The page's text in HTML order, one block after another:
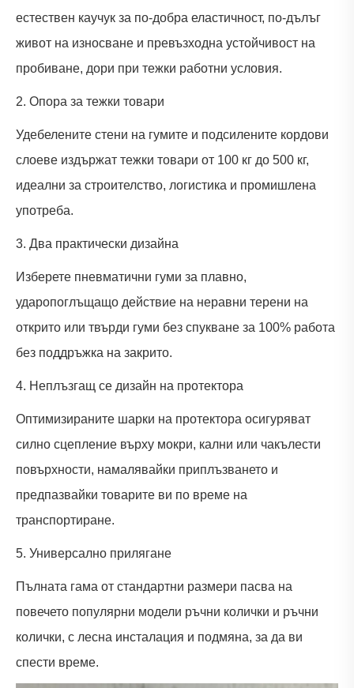
естествен каучук за по-добра еластичност, по-дълъг
живот на износване и превъзходна устойчивост на
пробиване, дори при тежки работни условия.
2. Опора за тежки товари
Удебелените стени на гумите и подсилените кордови
слоеве издържат тежки товари от 100 кг до 500 кг,
идеални за строителство, логистика и промишлена
употреба.
3. Два практически дизайна
Изберете пневматични гуми за плавно,
ударопоглъщащо действие на неравни терени на
открито или твърди гуми без спукване за 100% работа
без поддръжка на закрито.
4. Неплъзгащ се дизайн на протектора
Оптимизираните шарки на протектора осигуряват
силно сцепление върху мокри, кални или чакълести
повърхности, намалявайки приплъзването и
предпазвайки товарите ви по време на
транспортиране.
5. Универсално прилягане
Пълната гама от стандартни размери пасва на
повечето популярни модели ръчни колички и ръчни
колички, с лесна инсталация и подмяна, за да ви
спести време.